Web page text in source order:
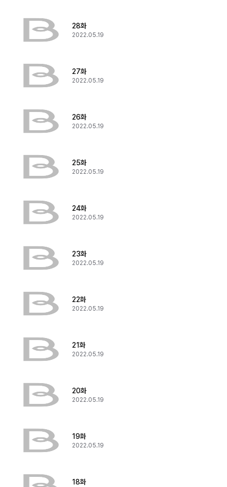
28화
2022.05.19
27화
2022.05.19
26화
2022.05.19
25화
2022.05.19
24화
2022.05.19
23화
2022.05.19
22화
2022.05.19
21화
2022.05.19
20화
2022.05.19
19화
2022.05.19
18화